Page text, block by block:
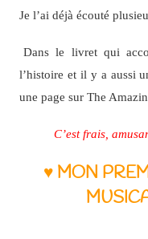
Je l’ai déjà écouté
Dans le livret qui
l’histoire et il y a aussi
une page sur The
C’est frais,
♥ MON